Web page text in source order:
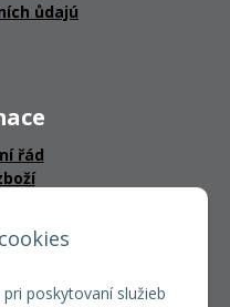
poskytovaní služieb
ůdajú
řád